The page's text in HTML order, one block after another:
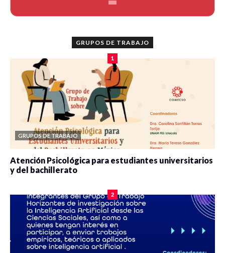
GRUPOS DE TRABAJO
1
GRUPOS DE TRABAJO
Atención Psicológica para estudiantes universitarios
y del bachillerato
2